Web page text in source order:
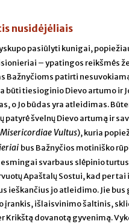
nusidėjėliais
pasiūlyti kunigai,
– ypatingos reikšmės
Bažnyčioms patirti
tiesioginio Dievo artumo ir
o Jo būdas yra atleidimas.
patyrė švelnų Dievo artumą ir
Misericordiae Vultus), kuria
bus Bažnyčios motiniško
svarbaus slėpinio
Apaštalų Sostui, kad per
ieškančius jo atleidimo. Jie
įrankis, išlaisvinimo šaltinis,
Krikštą dovanotą gyvenimą.